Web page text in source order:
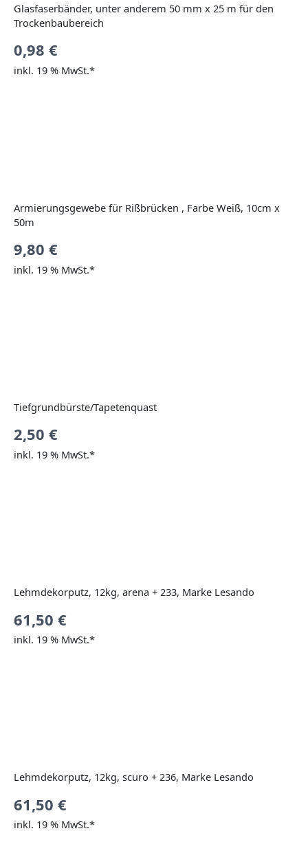
Glasfaserbänder, unter anderem 50 mm x 25 m für den
Trockenbaubereich
0,98 €
inkl. 19 % MwSt.*
Armierungsgewebe für Rißbrücken , Farbe Weiß, 10cm x
50m
9,80 €
inkl. 19 % MwSt.*
Tiefgrundbürste/Tapetenquast
2,50 €
inkl. 19 % MwSt.*
Lehmdekorputz, 12kg, arena + 233, Marke Lesando
61,50 €
inkl. 19 % MwSt.*
Lehmdekorputz, 12kg, scuro + 236, Marke Lesando
61,50 €
inkl. 19 % MwSt.*